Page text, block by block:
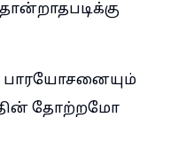
பாரயோசனையும்
தோற்றமோ